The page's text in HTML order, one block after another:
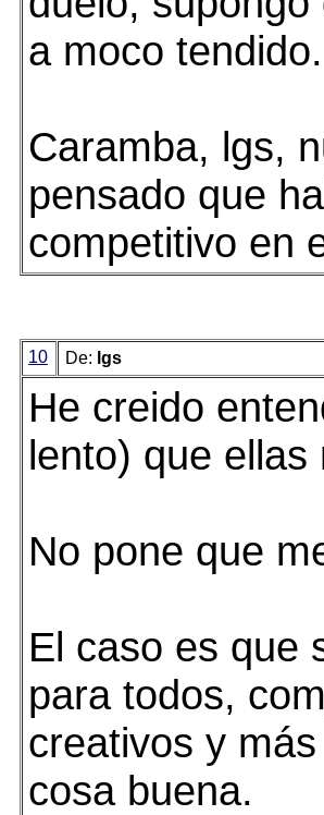
a moco
Caramba, lgs,
pensado que
competitivo en
10 De: lgs
He creido
lento) que
No pone que
El caso es que
para todos,
creativos y
cosa buena.